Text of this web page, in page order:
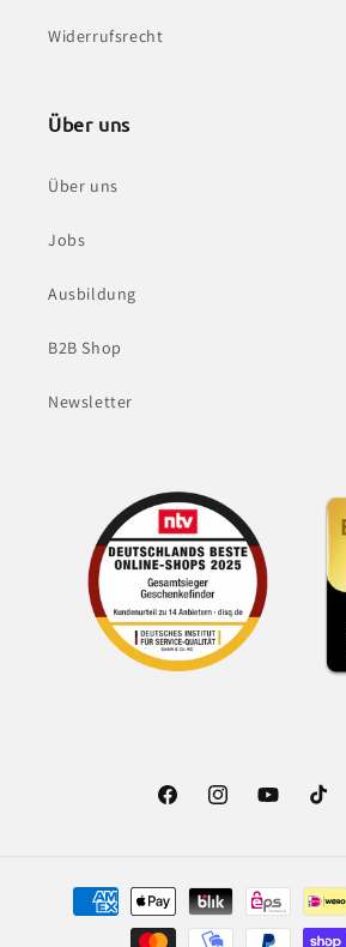
Widerrufsrecht
Über uns
Über uns
Jobs
Ausbildung
B2B Shop
Newsletter
FacebookInstagramYouTubeTikTok
Zahlungsmethoden